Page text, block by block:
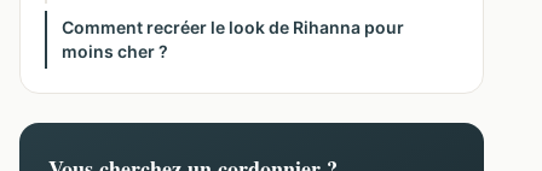
Comment recréer le look de Rihanna pour
moins cher ?